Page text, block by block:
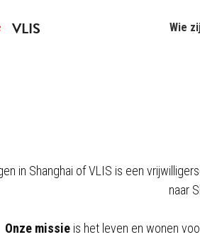
VLIS Wie
in Shanghai of VLIS is een
naar
Onze missie is het leven en wonen